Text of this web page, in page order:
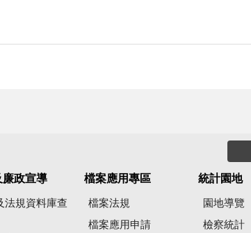
廉政宣導
法規資料庫查
檔案應用專區
檔案法規
檔案應用申請
統計園地
園地導覽
檢察統計